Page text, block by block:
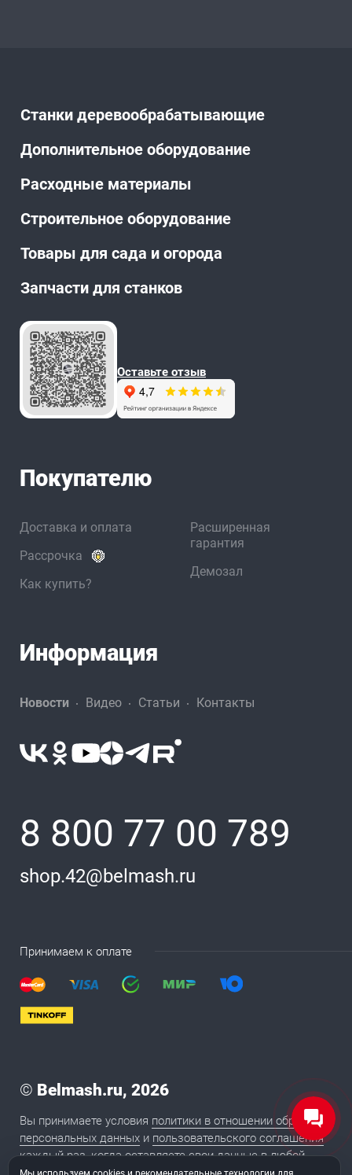
Станки деревообрабатывающие
Дополнительное оборудование
Расходные материалы
Строительное оборудование
Товары для сада и огорода
Запчасти для станков
Оставьте отзыв
Покупателю
Доставка и оплата
Рассрочка
Как купить?
Расширенная
гарантия
Демозал
Информация
Новости Видео Статьи Контакты
8 800 77 00 789
shop.42@belmash.ru
Принимаем к оплате
© Belmash.ru, 2026
Вы принимаете условия политики в отношении обработки
персональных данных и пользовательского соглашения
каждый раз, когда оставляете свои данные в любой